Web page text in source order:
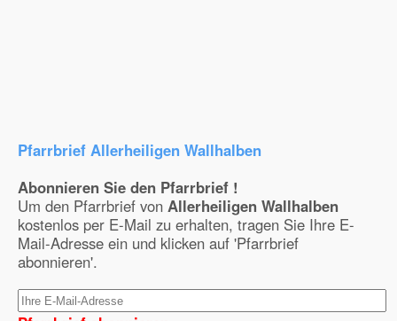
Pfarrbrief Allerheiligen Wallhalben
Abonnieren Sie den Pfarrbrief !
Um den Pfarrbrief von Allerheiligen Wallhalben
kostenlos per E-Mail zu erhalten, tragen Sie Ihre E-
Mail-Adresse ein und klicken auf 'Pfarrbrief
abonnieren'.